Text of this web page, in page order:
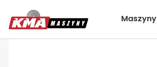
Maszyny